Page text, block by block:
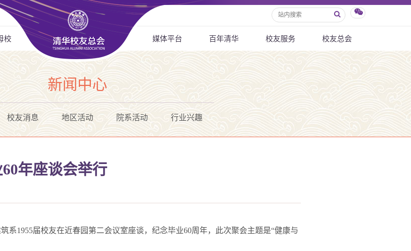
校 媒体平台 百年清华 校友服务 校友总会
新闻中心
校友消息 地区活动 院系活动 行业兴趣
年座谈会举行
系1955届校友在近春园第二会议室座谈，纪念毕业60周年，此次聚会主题是“健康与